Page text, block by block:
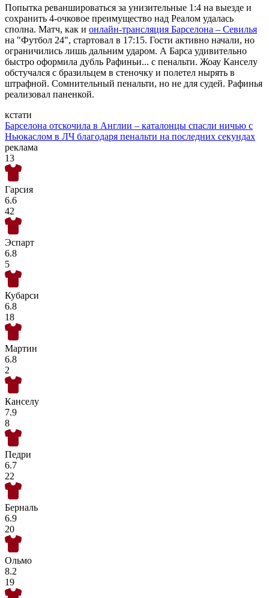
Попытка реваншироваться за унизительные 1:4 на выезде и
сохранить 4-очковое преимущество над Реалом удалась
сполна. Матч, как и онлайн-трансляция Барселона – Севилья
на "Футбол 24", стартовал в 17:15. Гости активно начали, но
ограничились лишь дальним ударом. А Барса удивительно
быстро оформила дубль Рафиньи... с пенальти. Жоау Канселу
обстучался с бразильцем в стеночку и полетел нырять в
штрафной. Сомнительный пенальти, но не для судей. Рафинья
реализовал паненкой.
кстати
Барселона отскочила в Англии – каталонцы спасли ничью с
Ньюкаслом в ЛЧ благодаря пенальти на последних секундах
реклама
13
Гарсия
6.6
42
Эспарт
6.8
5
Кубарси
6.8
18
Мартин
6.8
2
Канселу
7.9
8
Педри
6.7
22
Берналь
6.9
20
Ольмо
8.2
19